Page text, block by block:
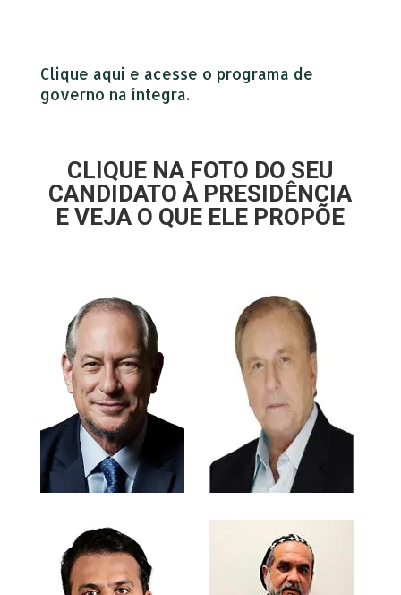
Clique aqui e acesse o programa de
governo na íntegra.
CLIQUE NA FOTO DO SEU
CANDIDATO À PRESIDÊNCIA
E VEJA O QUE ELE PROPÕE